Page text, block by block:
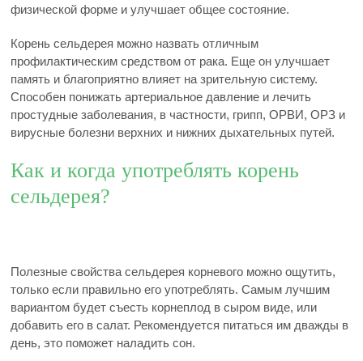
физической форме и улучшает общее состояние.
Корень сельдерея можно назвать отличным
профилактическим средством от рака. Еще он улучшает
память и благоприятно влияет на зрительную систему.
Способен понижать артериальное давление и лечить
простудные заболевания, в частности, грипп, ОРВИ, ОРЗ и
вирусные болезни верхних и нижних дыхательных путей.
Как и когда употреблять корень
сельдерея?
Полезные свойства сельдерея корневого можно ощутить,
только если правильно его употреблять. Самым лучшим
вариантом будет съесть корнеплод в сыром виде, или
добавить его в салат. Рекомендуется питаться им дважды в
день, это поможет наладить сон.